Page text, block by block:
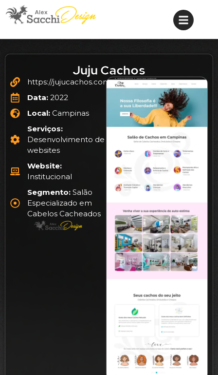
Juju Cachos
https://jujucachos.com.br/
Data: 2022
Local: Campinas
Serviços:
Desenvolvimento de
websites
Website:
Institucional
Segmento: Salão
Especializado em
Cabelos Cacheados